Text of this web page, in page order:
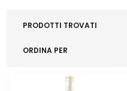
PRODOTTI TROVATI
ORDINA PER